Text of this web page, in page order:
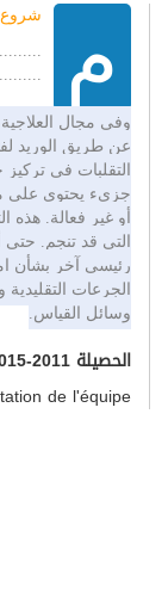
م
وفي مجال
عن طريق الوريد
التقلبات في
جزيء يحتوي على
أو غير فعالة. هذه
التي قد تنجم. حتى
رئيسي آخر بشأن
الجرعات
وسائل القياس.
الحصيلة 2011-2015
de l'équipe